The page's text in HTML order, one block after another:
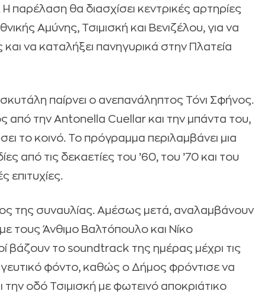
παρέλαση θα διασχίσει κεντρικές αρτηρίες
Αμύνης, Τσιμισκή και Βενιζέλου, για να
να καταλήξει πανηγυρικά στην Πλατεία
σκυτάλη παίρνει ο ανεπανάληπτος Τόνι Σφήνος.
από την Antonella Cuellar και την μπάντα του,
το κοινό. Το πρόγραμμα περιλαμβάνει μια
από τις δεκαετίες του ’60, του ’70 και του
επιτυχίες.
της συναυλίας. Αμέσως μετά, αναλαμβάνουν
τους Άνθιμο Βαλτόπουλο και Νίκο
βάζουν το soundtrack της ημέρας μέχρι τις
φόντο, καθώς ο Δήμος φρόντισε να
την οδό Τσιμισκή με φωτεινό αποκριάτικο